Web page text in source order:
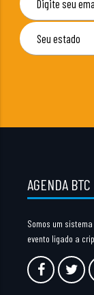
AGENDA BTC
Somos um
evento ligado a